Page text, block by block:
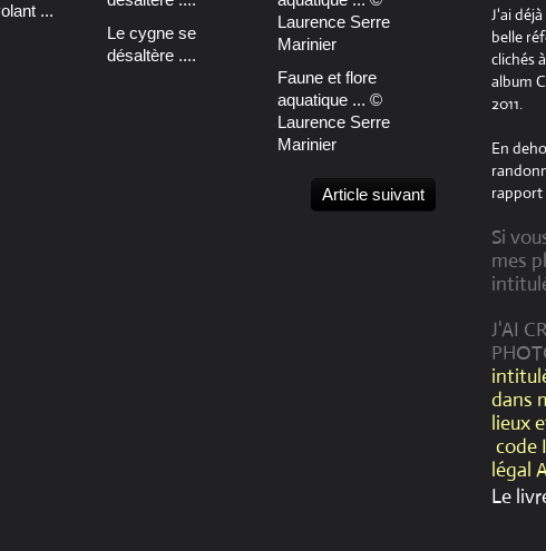
...
Le cygne se
désaltère ....
Faune et flore
aquatique ... ©
Laurence Serre
Marinier
Article suivant
J'ai
belle
clichés
album
2011.
En
rapport
Si
mes
J'AI
dans
lieux
code
légal
Le